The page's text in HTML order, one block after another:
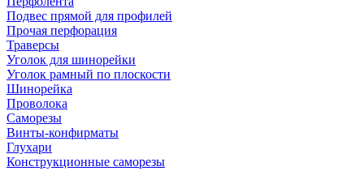
Подвес прямой для профилей
Прочая перфорация
Траверсы
Уголок для шинорейки
Уголок рамный по плоскости
Шинорейка
Проволока
Саморезы
Винты-конфирматы
Глухари
Конструкционные саморезы